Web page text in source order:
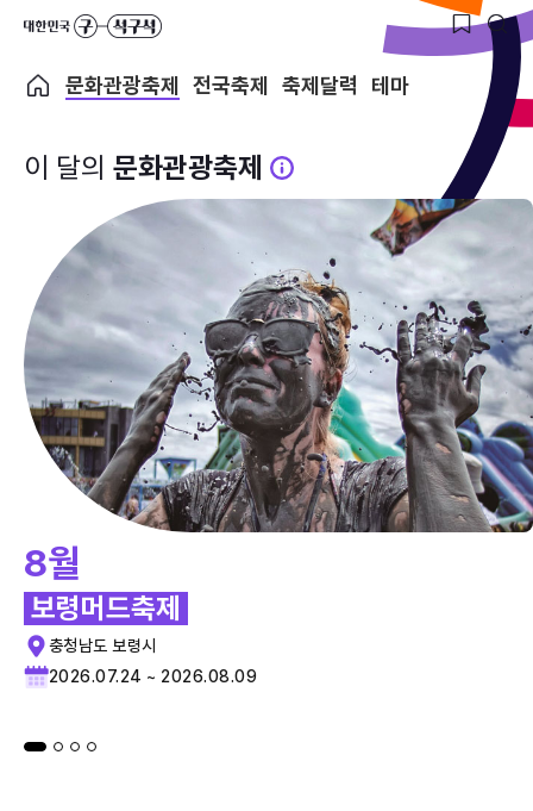
문화관광축제 전국축제 축제달력 테마
이 달의 문화관광축제
8월
보령머드축제
충청남도 보령시
2026.07.24 ~ 2026.08.09